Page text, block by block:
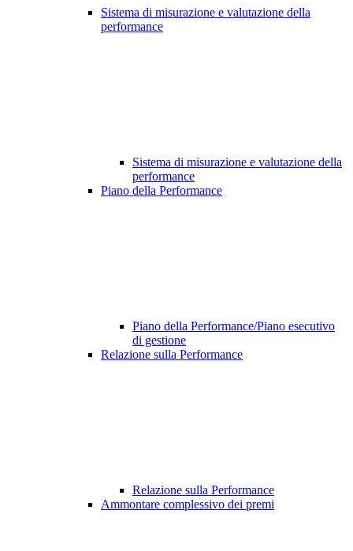
Sistema di misurazione e valutazione della
performance
Sistema di misurazione e valutazione della
performance
Piano della Performance
Piano della Performance/Piano esecutivo
di gestione
Relazione sulla Performance
Relazione sulla Performance
Ammontare complessivo dei premi